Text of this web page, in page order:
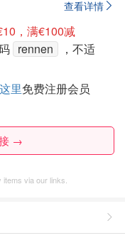
查看详情
，满€100减
rennen
，不适
里免费注册会员
→
via our links.